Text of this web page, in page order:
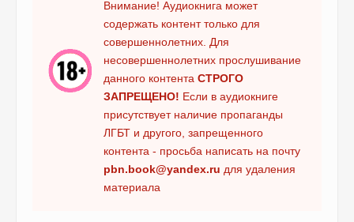
Внимание! Аудиокнига может
содержать контент только для
совершеннолетних. Для
несовершеннолетних прослушивание
данного контента СТРОГО
ЗАПРЕЩЕНО! Если в аудиокниге
присутствует наличие пропаганды
ЛГБТ и другого, запрещенного
контента - просьба написать на почту
pbn.book@yandex.ru для удаления
материала